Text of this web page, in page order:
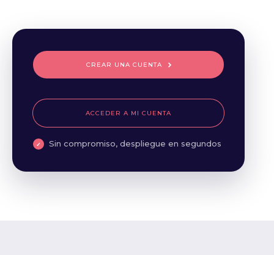
CREAR UNA CUENTA
ACCEDER A MI CUENTA
Sin compromiso, despliegue en segundos